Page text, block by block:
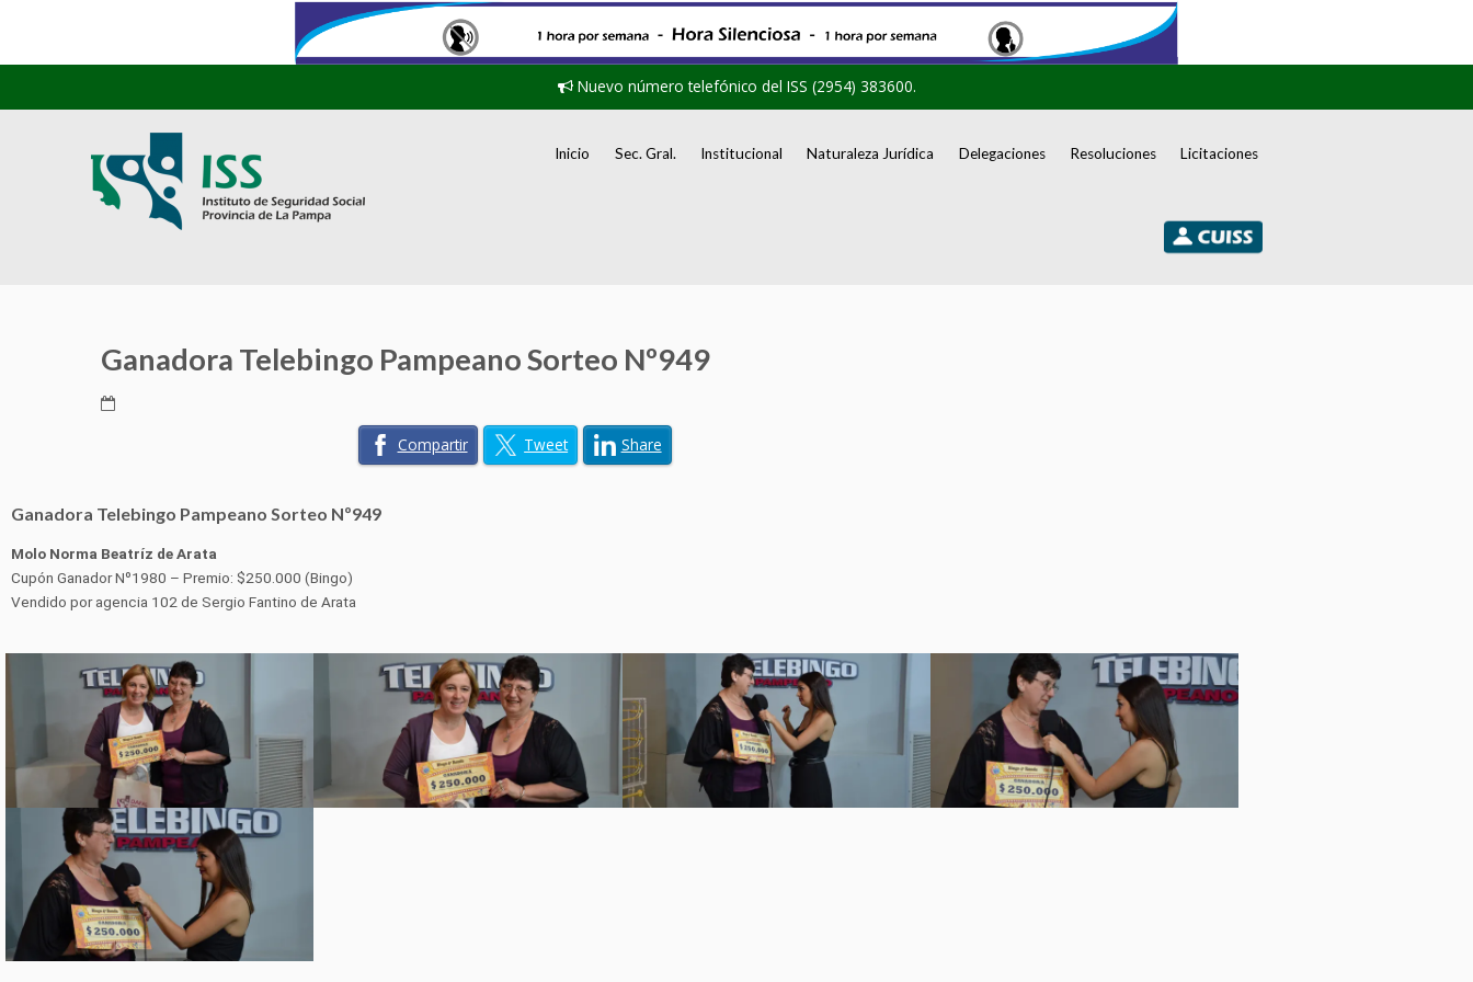
Nuevo número telefónico del ISS (2954) 383600.
Inicio Sec. Gral. Institucional Naturaleza Jurídica Delegaciones Resoluciones Licitaciones
Ganadora Telebingo Pampeano Sorteo Nº949
Compartir Tweet Share
Ganadora Telebingo Pampeano Sorteo Nº949
Molo Norma Beatríz de Arata
Cupón Ganador Nº1980 – Premio: $250.000 (Bingo)
Vendido por agencia 102 de Sergio Fantino de Arata